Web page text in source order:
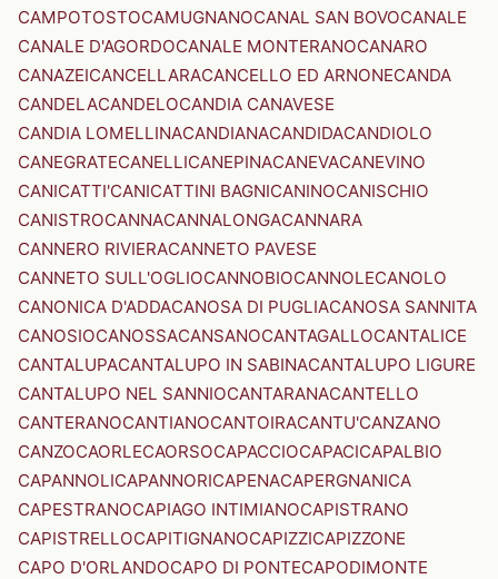
CAMPOTOSTOCAMUGNANOCANAL SAN BOVOCANALE
CANALE D'AGORDOCANALE MONTERANOCANARO
CANAZEICANCELLARACANCELLO ED ARNONECANDA
CANDELACANDELOCANDIA CANAVESE
CANDIA LOMELLINACANDIANACANDIDACANDIOLO
CANEGRATECANELLICANEPINACANEVACANEVINO
CANICATTI'CANICATTINI BAGNICANINOCANISCHIO
CANISTROCANNACANNALONGACANNARA
CANNERO RIVIERACANNETO PAVESE
CANNETO SULL'OGLIOCANNOBIOCANNOLECANOLO
CANONICA D'ADDACANOSA DI PUGLIACANOSA SANNITA
CANOSIOCANOSSACANSANOCANTAGALLOCANTALICE
CANTALUPACANTALUPO IN SABINACANTALUPO LIGURE
CANTALUPO NEL SANNIOCANTARANACANTELLO
CANTERANOCANTIANOCANTOIRACANTU'CANZANO
CANZOCAORLECAORSOCAPACCIOCAPACICAPALBIO
CAPANNOLICAPANNORICAPENACAPERGNANICA
CAPESTRANOCAPIAGO INTIMIANOCAPISTRANO
CAPISTRELLOCAPITIGNANOCAPIZZICAPIZZONE
CAPO D'ORLANDOCAPO DI PONTECAPODIMONTE